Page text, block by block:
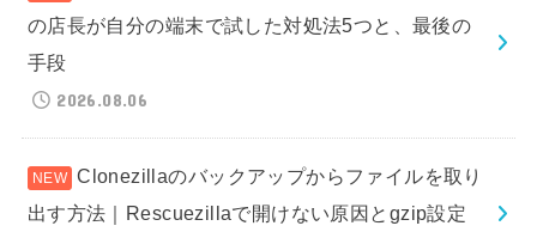
の店長が自分の端末で試した対処法5つと、最後の
手段
2026.08.06
Clonezillaのバックアップからファイルを取り
出す方法｜Rescuezillaで開けない原因とgzip設定